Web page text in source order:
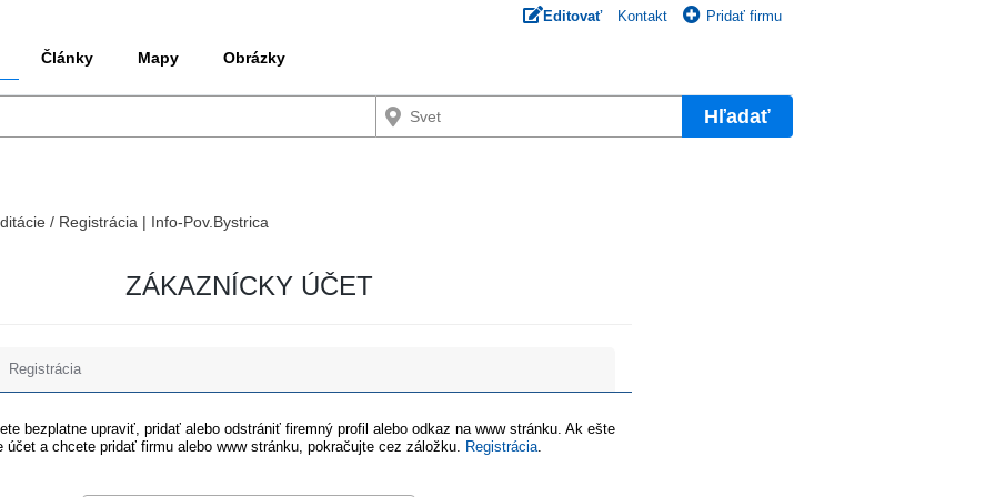
Editovať Kontakt Pridať firmu
Články Mapy Obrázky
Hľadať
/ Registrácia | Info-Pov.Bystrica
ZÁKAZNÍCKY ÚČET
Registrácia
bezplatne upraviť, pridať alebo odstrániť firemný profil alebo odkaz na www stránku. Ak ešte
účet a chcete pridať firmu alebo www stránku, pokračujte cez záložku.
Registrácia